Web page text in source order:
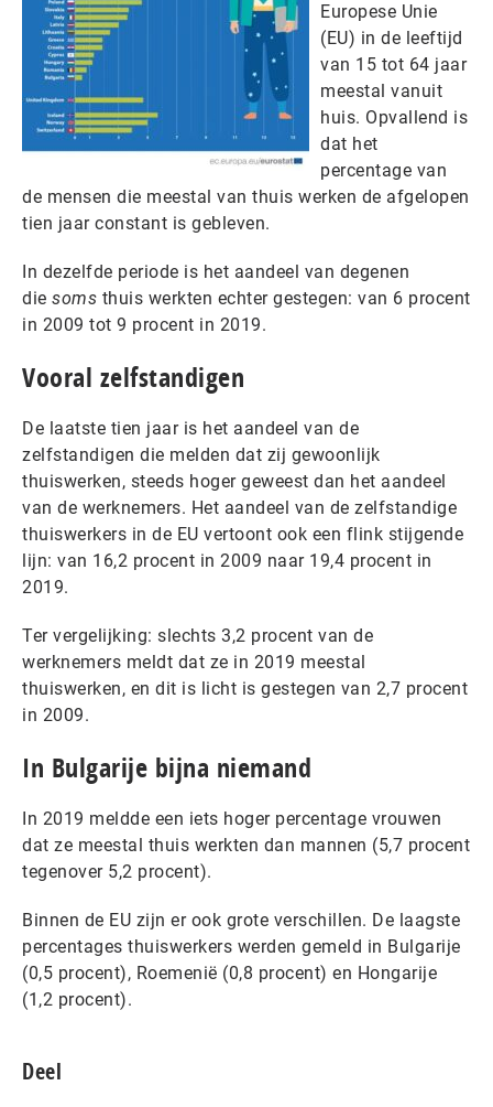
Europese Unie
(EU) in de leeftijd
van 15 tot 64 jaar
meestal vanuit
huis. Opvallend is
dat het
percentage van
de mensen die meestal van thuis werken de afgelopen
tien jaar constant is gebleven.
In dezelfde periode is het aandeel van degenen
die soms thuis werkten echter gestegen: van 6 procent
in 2009 tot 9 procent in 2019.
Vooral zelfstandigen
De laatste tien jaar is het aandeel van de
zelfstandigen die melden dat zij gewoonlijk
thuiswerken, steeds hoger geweest dan het aandeel
van de werknemers. Het aandeel van de zelfstandige
thuiswerkers in de EU vertoont ook een flink stijgende
lijn: van 16,2 procent in 2009 naar 19,4 procent in
2019.
Ter vergelijking: slechts 3,2 procent van de
werknemers meldt dat ze in 2019 meestal
thuiswerken, en dit is licht is gestegen van 2,7 procent
in 2009.
In Bulgarije bijna niemand
In 2019 meldde een iets hoger percentage vrouwen
dat ze meestal thuis werkten dan mannen (5,7 procent
tegenover 5,2 procent).
Binnen de EU zijn er ook grote verschillen. De laagste
percentages thuiswerkers werden gemeld in Bulgarije
(0,5 procent), Roemenië (0,8 procent) en Hongarije
(1,2 procent).
Deel